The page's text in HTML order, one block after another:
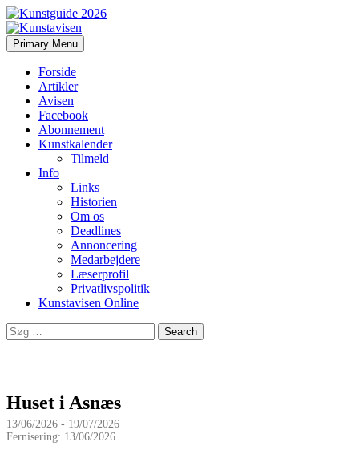
Kunstavisen
Search
Primary Menu Skip
to
Forside
Artikler
Avisen
Facebook
Abonnement
Kunstkalender
Tilmeld
Info
Links
Historien
Om os
Deadlines
Annoncering
Medarbejdere
Læserprofil
Privatlivspolitik
Kunstavisen Online
Search
for:
Huset i Asnæs
13/06/2026 - 19/07/2026
Fernisering: 13/06/2026